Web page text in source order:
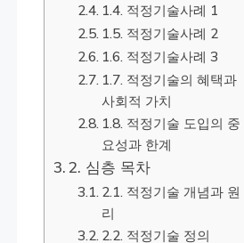
1.4. 적정기술사례 1
1.5. 적정기술사례 2
1.6. 적정기술사례 3
1.7. 적정기술의 혜택과
사회적 가치
1.8. 적정기술 도입의 중
요성과 한계
2. 심층 목차
2.1. 적정기술 개념과 원
리
2.2. 적정기술 정의